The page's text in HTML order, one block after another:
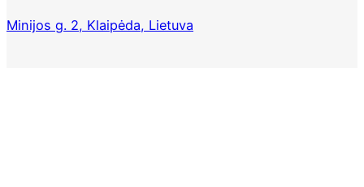
Minijos g. 2, Klaipėda, Lietuva